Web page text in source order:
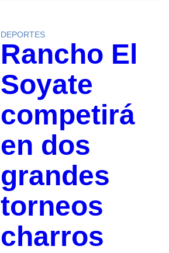
DEPORTES
Rancho El
Soyate
competirá
en dos
grandes
torneos
charros